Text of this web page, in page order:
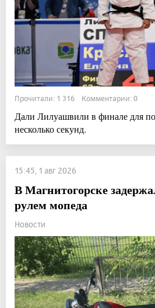
Прочитали: 1 316 Комментарии: 0
Дали Лилуашвили в финале для
несколько секунд.
15:45, 1 авг 2026
В Магнитогорске
рулем мопеда
Новости